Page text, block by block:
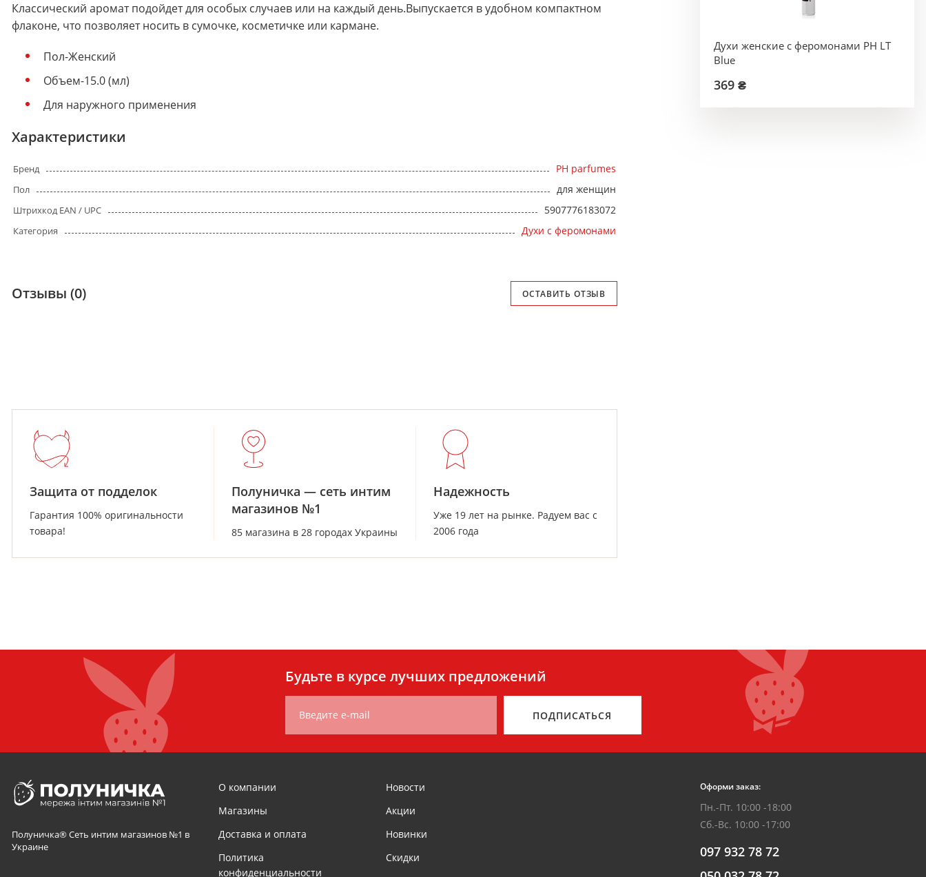
Классический аромат подойдет для особых случаев или на каждый день.Выпускается в удобном компактном
флаконе, что позволяет носить в сумочке, косметичке или кармане.
Пол-Женский
Объем-15.0 (мл)
Для наружного применения
Характеристики
Бренд PH parfumes
Пол для женщин
Штрихкод EAN / UPC 5907776183072
Категория Духи с феромонами
Отзывы (0) ОСТАВИТЬ ОТЗЫВ
Духи женские с феромонами PH LT
Blue
369 ₴
Защита от подделок
Гарантия 100% оригинальности
товара!
Полуничка — сеть интим
магазинов №1
85 магазина в 28 городах Украины
Надежность
Уже 19 лет на рынке. Радуем вас с
2006 года
Будьте в курсе лучших предложений
Введите e-mail ПОДПИСАТЬСЯ
Полуничка® Сеть интим магазинов №1 в
Украине
О компании
Магазины
Доставка и оплата
Политика
конфиденциальности
Новости
Акции
Новинки
Скидки
Оформи заказ:
Пн.-Пт. 10:00 -18:00
Сб.-Вс. 10:00 -17:00
097 932 78 72